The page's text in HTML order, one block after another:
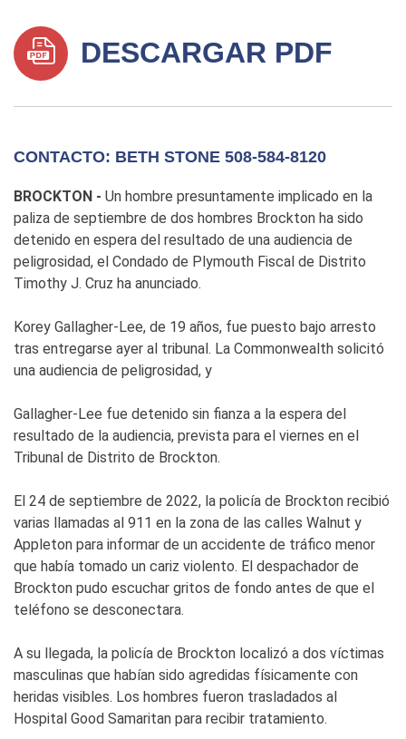
DESCARGAR PDF
CONTACTO: BETH STONE 508-584-8120
BROCKTON - Un hombre presuntamente implicado en la
paliza de septiembre de dos hombres Brockton ha sido
detenido en espera del resultado de una audiencia de
peligrosidad, el Condado de Plymouth Fiscal de Distrito
Timothy J. Cruz ha anunciado.
Korey Gallagher-Lee, de 19 años, fue puesto bajo arresto
tras entregarse ayer al tribunal. La Commonwealth solicitó
una audiencia de peligrosidad, y
Gallagher-Lee fue detenido sin fianza a la espera del
resultado de la audiencia, prevista para el viernes en el
Tribunal de Distrito de Brockton.
El 24 de septiembre de 2022, la policía de Brockton recibió
varias llamadas al 911 en la zona de las calles Walnut y
Appleton para informar de un accidente de tráfico menor
que había tomado un cariz violento. El despachador de
Brockton pudo escuchar gritos de fondo antes de que el
teléfono se desconectara.
A su llegada, la policía de Brockton localizó a dos víctimas
masculinas que habían sido agredidas físicamente con
heridas visibles. Los hombres fueron trasladados al
Hospital Good Samaritan para recibir tratamiento.